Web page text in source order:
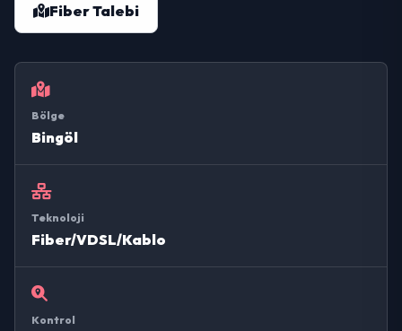
Fiber Talebi
Bölge
Bingöl
Teknoloji
Fiber/VDSL/Kablo
Kontrol